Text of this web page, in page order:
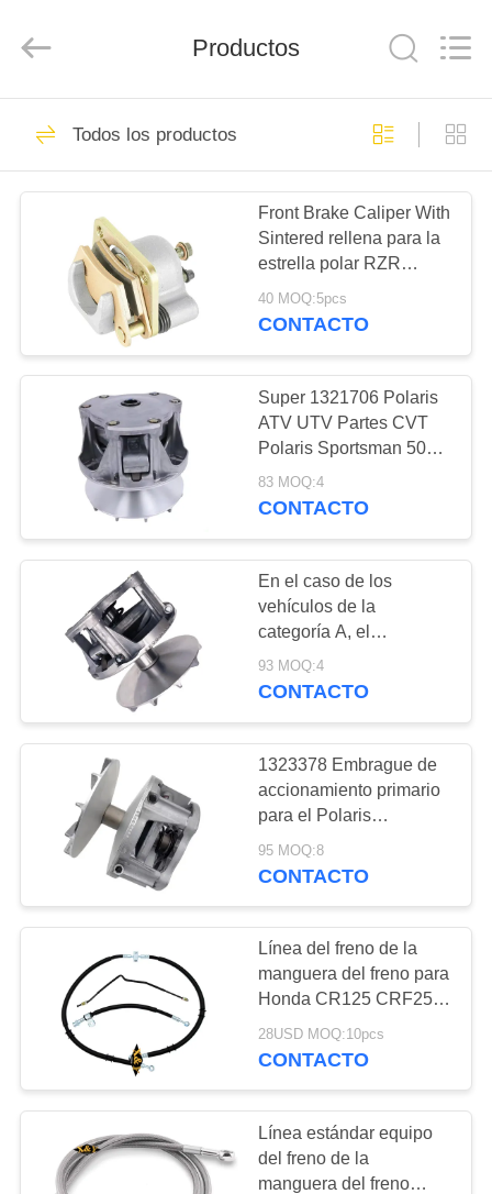
HOGAR
PRODUCTOS
SOBRE
NOSOTROS
VIAJE
FÁBRICA
CONTROL
DE
CALIDAD
CONTÁCTENOS
PIDA
CITA
DEL
SITIO
PRIVACY
POLICY
Rights
Calibrador del freno
Nudillo de dirección
15
Distribuidor del
freno
Amortiguador
Manguera del freno
y línea del freno
Productos
Todos los productos
Front Brake Caliper With
Sintered rellena para la
estrella polar RZR
XP/XP 4/Turbo S 2016-
2021
40 MOQ:5pcs
CONTACTO
Super 1321706 Polaris
ATV UTV Partes CVT
Polaris Sportsman 500
EBS 1998-2005
Embrague primario OEM
83 MOQ:4
CONTACTO
En el caso de los
vehículos de la
categoría A, el
embrague del vehículo
de la categoría B será el
categoría B.
93 MOQ:4
CONTACTO
1323378 Embrague de
accionamiento primario
para el Polaris
Scrambler 850 2015-
2021
95 MOQ:8
CONTACTO
Línea del freno de la
manguera del freno para
Honda CR125 CRF250
CRF250R CRF450R
2004-2023
28USD MOQ:10pcs
CONTACTO
Línea estándar equipo
del freno de la
manguera del freno